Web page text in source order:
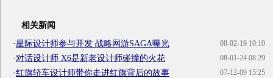
相关新闻
08-02-19 10:10
·星际设计师参与开发 战略网游SAGA曝光
08-01-24 08:29
·对话设计师 X6是新老设计师碰撞的火花
07-12-09 15:25
·红旗轿车设计师带你走进红旗背后的故事